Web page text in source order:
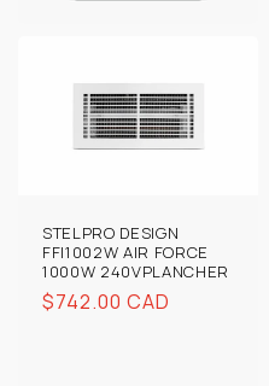
STELPRO DESIGN
FFI1002W AIR FORCE
1000W 240VPLANCHER
Prix
$742.00 CAD